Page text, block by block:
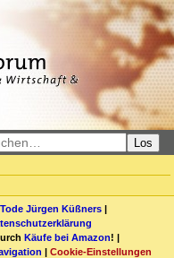
Los
Jürgen Küßners |
Käufe bei Amazon! |
| Cookie-Einstellungen